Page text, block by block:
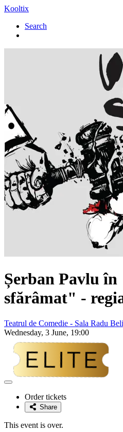
Kooltix
Search
Șerban Pavlu în
sfărâmat" -
Teatrul de Comedie - Sala Radu
Wednesday, 3 June, 19:00
Adaugă
favoriteOrder tickets
Share
This event is over.